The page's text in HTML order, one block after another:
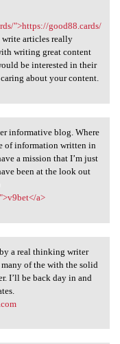
">https://good88.cards/
articles really
writing great content
be interested in their
about your content.
other
informative blog. Where
of information written in
a mission that I’m just
been at the look out
a>
by a
a real thinking writer
of the with the solid
I’ll be back day in and